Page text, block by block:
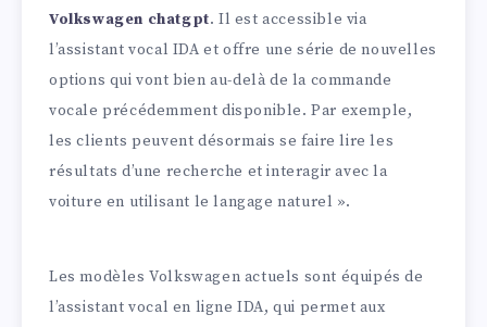
Volkswagen chatgpt. Il est accessible via
l’assistant vocal IDA et offre une série de nouvelles
options qui vont bien au-delà de la commande
vocale précédemment disponible. Par exemple,
les clients peuvent désormais se faire lire les
résultats d’une recherche et interagir avec la
voiture en utilisant le langage naturel ».
Les modèles Volkswagen actuels sont équipés de
l’assistant vocal en ligne IDA, qui permet aux